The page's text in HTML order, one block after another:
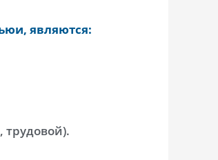
являются:
трудовой).